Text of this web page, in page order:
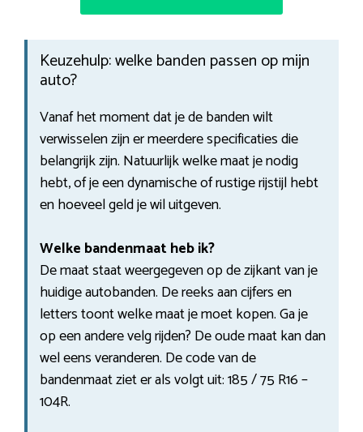
Keuzehulp: welke banden passen op mijn
auto?
Vanaf het moment dat je de banden wilt
verwisselen zijn er meerdere specificaties die
belangrijk zijn. Natuurlijk welke maat je nodig
hebt, of je een dynamische of rustige rijstijl hebt
en hoeveel geld je wil uitgeven.
Welke bandenmaat heb ik?
De maat staat weergegeven op de zijkant van je
huidige autobanden. De reeks aan cijfers en
letters toont welke maat je moet kopen. Ga je
op een andere velg rijden? De oude maat kan dan
wel eens veranderen. De code van de
bandenmaat ziet er als volgt uit: 185 / 75 R16 –
104R.